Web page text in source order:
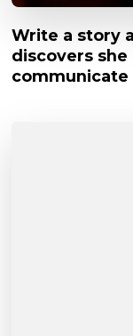
Write a story
discovers
communicate